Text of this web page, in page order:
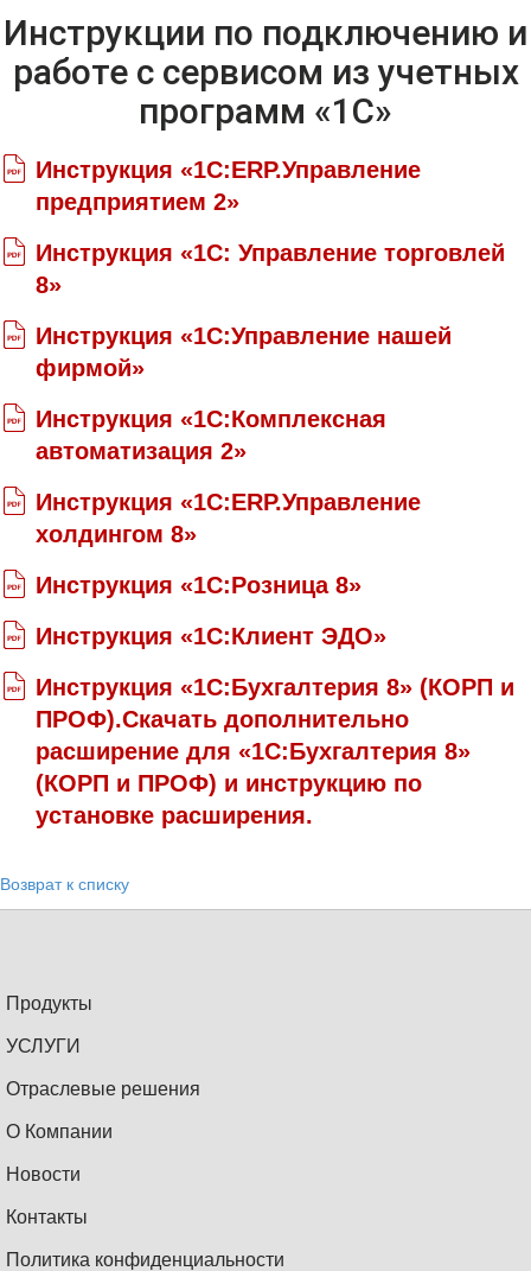
Инструкции по подключению и
работе с сервисом из учетных
программ «1С»
Инструкция «1C:ERP.Управление
предприятием 2»
Инструкция «1C: Управление торговлей
8»
Инструкция «1С:Управление нашей
фирмой»
Инструкция «1С:Комплексная
автоматизация 2»
Инструкция «1С:ERP.Управление
холдингом 8»
Инструкция «1С:Розница 8»
Инструкция «1С:Клиент ЭДО»
Инструкция «1С:Бухгалтерия 8» (КОРП и
ПРОФ).Скачать дополнительно
расширение для «1С:Бухгалтерия 8»
(КОРП и ПРОФ) и инструкцию по
установке расширения.
Возврат к списку
Продукты
УСЛУГИ
Отраслевые решения
О Компании
Новости
Контакты
Политика конфиденциальности